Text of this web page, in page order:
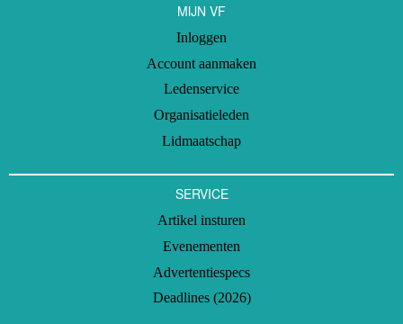
MIJN VF
Inloggen
Account aanmaken
Ledenservice
Organisatieleden
Lidmaatschap
SERVICE
Artikel insturen
Evenementen
Advertentiespecs
Deadlines (2026)